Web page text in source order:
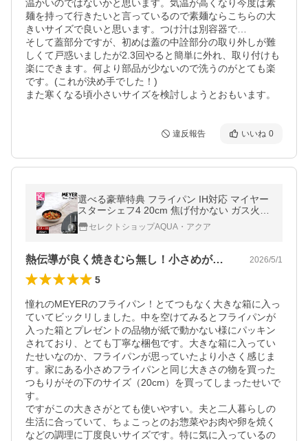
温かいのではないかと思います。気温が高くなり今度は素
麺を持って行きたいと言っているので素麺ならこちらの大
きいサイズで良いと思います。つけ汁は別容器で…
そして蓋部分ですが、初めは蓋の中詮部分の取り外しが難
しくて戸惑いましたが2.3回やると簡単に外れ、取り付けも
楽にできます。何より部品が少ないので洗うのがとても楽
です。(これが決め手でした！)
また寒くなる頃小さいサイズを検討しようとおもいます。
違反報告 いいね 0
選べる豪華特典 フライパン IH対応 マイヤー
スターシェフ4 20cm 焦げ付かない ガス火両
用 ステンレス 耐久性 おしゃれ お手入れ簡単
セレクトショップAQUA・アクア
熱伝導が良く焼きむら無し！小さめが良い！ 2026/5/1
5
憧れのMEYERのフライパン！とてつもなく大きな箱に入っ
ていてビックリしました。中を空けてみるとフライパンが
入った箱とプレゼントの品物が紙で動かない様にパッキン
されており、とても丁寧な梱包です。大きな箱に入ってい
たせいなのか、フライパンが思っていたより小さく感じま
す。家にある小さめフライパンと同じ大きさの物を買った
つもりがその下のサイズ（20cm）を買ってしまったせいで
す。
ですがこの大きさがとても使いやすい。夫と二人暮らしの
生活に合っていて、ちょこっとのお惣菜やお肉や卵を焼く
などの調理に丁度良いサイズです。特に気に入っているの